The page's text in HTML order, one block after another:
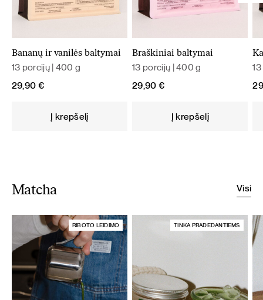
Bananų ir vanilės baltymai
13 porcijų | 400 g
29,90 €
Į krepšelį
Braškiniai baltymai
13 porcijų | 400 g
29,90 €
Į krepšelį
Matcha Visi
RIBOTO LEIDIMO TINKA PRADEDANTIEMS